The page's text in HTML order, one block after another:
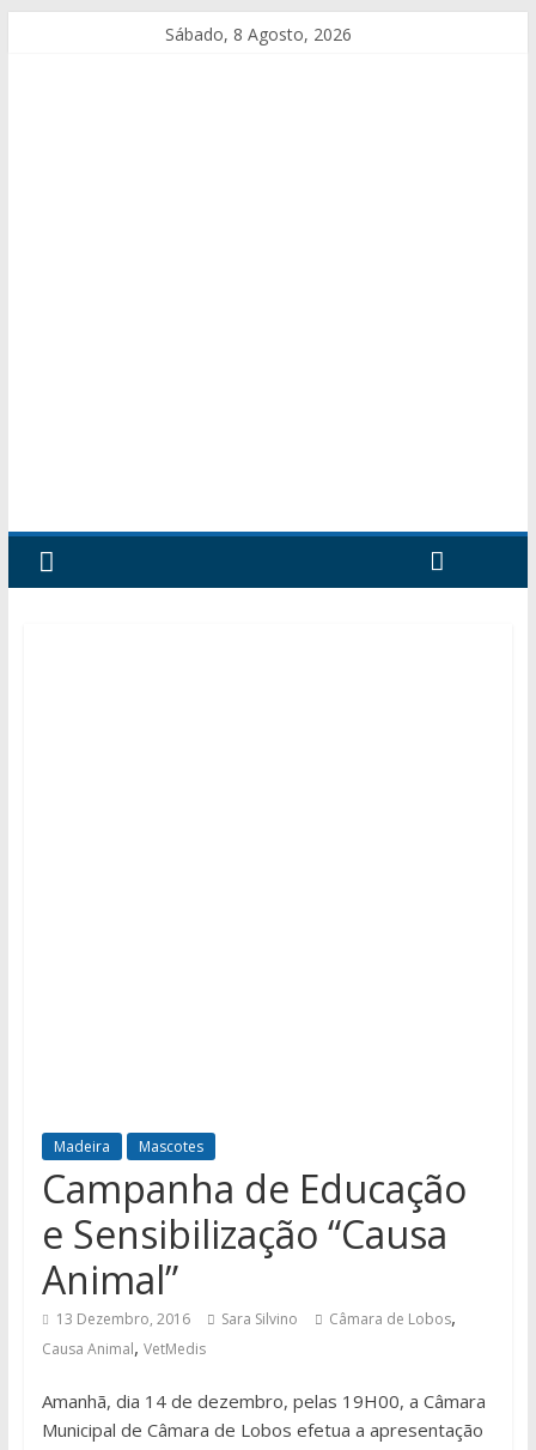
Sábado, 8 Agosto, 2026
Madeira Mascotes
Campanha de Educação
e Sensibilização “Causa
Animal”
13 Dezembro, 2016 Sara Silvino Câmara de Lobos,
Causa Animal, VetMedis
Amanhã, dia 14 de dezembro, pelas 19H00, a Câmara
Municipal de Câmara de Lobos efetua a apresentação